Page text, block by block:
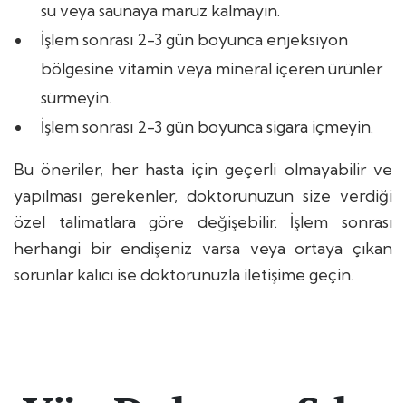
su veya saunaya maruz kalmayın.
İşlem sonrası 2-3 gün boyunca enjeksiyon
bölgesine vitamin veya mineral içeren ürünler
sürmeyin.
İşlem sonrası 2-3 gün boyunca sigara içmeyin.
Bu öneriler, her hasta için geçerli olmayabilir ve
yapılması gerekenler, doktorunuzun size verdiği
özel talimatlara göre değişebilir. İşlem sonrası
herhangi bir endişeniz varsa veya ortaya çıkan
sorunlar kalıcı ise doktorunuzla iletişime geçin.